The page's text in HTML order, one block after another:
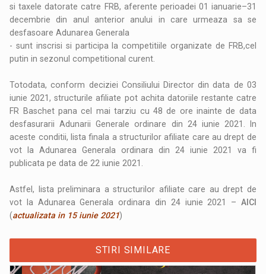
si taxele datorate catre FRB, aferente perioadei 01 ianuarie–31
decembrie din anul anterior anului in care urmeaza sa se
desfasoare Adunarea Generala
- sunt inscrisi si participa la competitiile organizate de FRB,cel
putin in sezonul competitional curent.
Totodata, conform deciziei Consiliului Director din data de 03
iunie 2021, structurile afiliate pot achita datoriile restante catre
FR Baschet pana cel mai tarziu cu 48 de ore inainte de data
desfasurarii Adunarii Generale ordinare din 24 iunie 2021. In
aceste conditii, lista finala a structurilor afiliate care au drept de
vot la Adunarea Generala ordinara din 24 iunie 2021 va fi
publicata pe data de 22 iunie 2021.
Astfel, lista preliminara a structurilor afiliate care au drept de
vot la Adunarea Generala ordinara din 24 iunie 2021 – AICI
(actualizata in 15 iunie 2021)
STIRI SIMILARE